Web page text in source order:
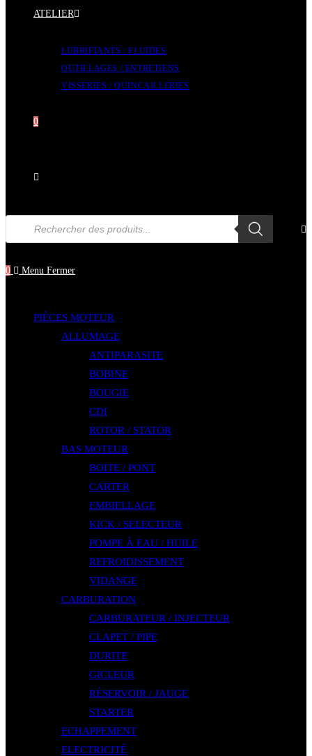
ATELIER
LUBRIFIANTS / FLUIDES
OUTILLAGES / ENTRETIENS
VISSERIES / QUINCAILLERIES
0
Toggle
website
Recherche
0 Menu Fermer
PIÈCES MOTEUR
ALLUMAGE
ANTIPARASITE
BOBINE
BOUGIE
CDI
ROTOR / STATOR
BAS MOTEUR
BOITE / PONT
CARTER
EMBIELLAGE
KICK / SELECTEUR
POMPE À EAU / HUILE
REFROIDISSEMENT
VIDANGE
CARBURATION
CARBURATEUR / INJECTEUR
CLAPET / PIPE
DURITE
GICLEUR
RÉSERVOIR / JAUGE
STARTER
ECHAPPEMENT
ELECTRICITÉ